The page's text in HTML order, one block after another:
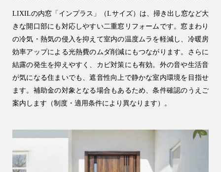
LIXILの内窓「インプラス」（Lサイズ）は、掃き出し窓など大
きな開口部にも対応しやすい二重窓リフォームです。窓まわり
の冷気・熱気の侵入を抑えて室内の温度ムラを軽減し、冷暖房
効率アップによる光熱費のムダ削減にもつながります。さらに
結露の発生を抑えやすく、カビ対策にも有効。外の音や生活音
が気になる住まいでも、遮音性向上で静かな室内環境を目指せ
ます。補助金の対象となる場合もあるため、条件確認のうえご
案内します（制度・適用条件により異なります）。
（定休／水曜日）
注文住宅